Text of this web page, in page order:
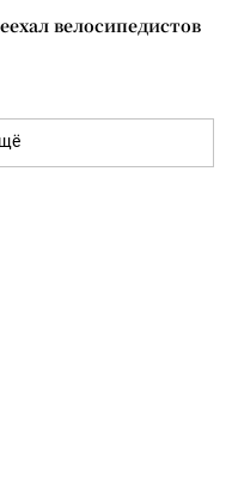
велосипедистов